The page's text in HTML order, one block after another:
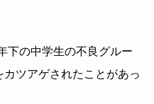
下の中学生の不良グルー
ツアゲされたことがあっ